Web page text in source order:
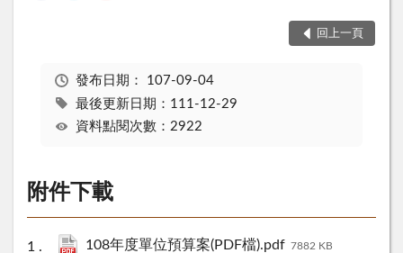
回上一頁
發布日期： 107-09-04
最後更新日期：111-12-29
資料點閱次數：2922
附件下載
108年度單位預算案(PDF檔).pdf 7882 KB